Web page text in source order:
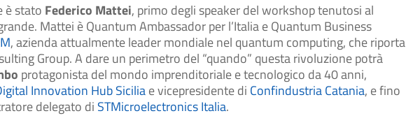
è stato Federico Mattei, primo degli speaker del workshop tenutosi al
Mattei è Quantum Ambassador per l’Italia e Quantum Business
, azienda attualmente leader mondiale nel quantum computing, che riporta
Group. A dare un perimetro del “quando” questa rivoluzione potrà
protagonista del mondo imprenditoriale e tecnologico da 40 anni,
Innovation Hub Siciliae vicepresidente di Confindustria Catania, e fino
delegato di STMicroelectronics Italia.